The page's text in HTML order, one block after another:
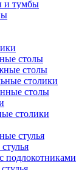
и тумбы
столы
столы
столики
столы
столики
стулья
подлокотниками